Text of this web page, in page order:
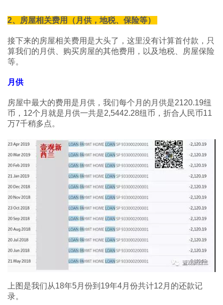
2、房屋相关费用（月供，地税、保险等）
接下来的房屋相关费用是大头了，这里没有计算首付款，只
算我们的月供、购买房屋的其他费用，以及地税、房屋保险
等。
月供
房屋中最大的费用是月供，我们每个月的月供是2120.19纽
币，12个月就是月供一共是2,5442.28纽币，折合人民币11
万7千稍多点。
上图是我们从18年5月份到19年4月份共计12月的还款记
录。